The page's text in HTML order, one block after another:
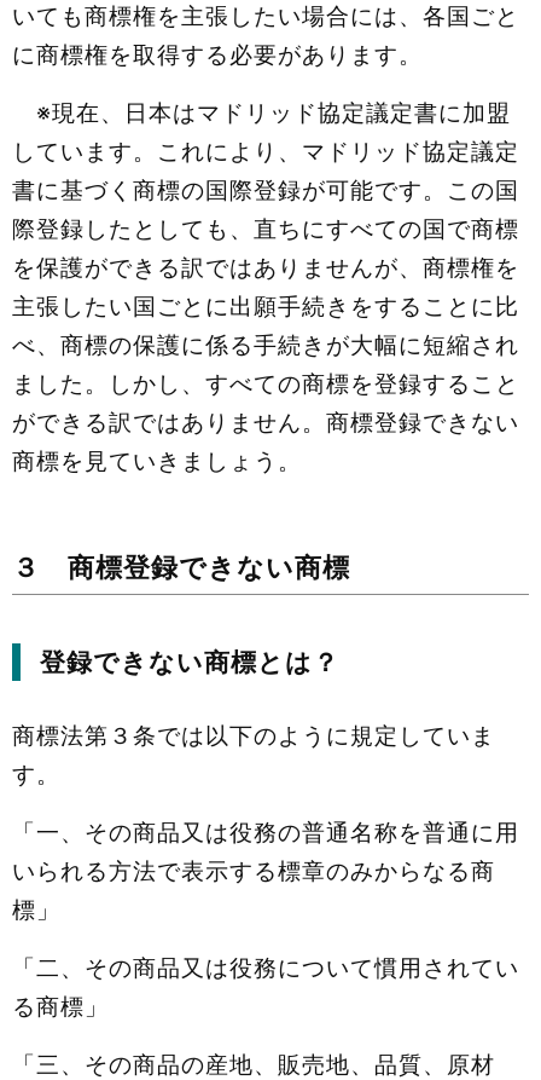
いても商標権を主張したい場合には、各国ごと
に商標権を取得する必要があります。
※現在、日本はマドリッド協定議定書に加盟
しています。これにより、マドリッド協定議定
書に基づく商標の国際登録が可能です。この国
際登録したとしても、直ちにすべての国で商標
を保護ができる訳ではありませんが、商標権を
主張したい国ごとに出願手続きをすることに比
べ、商標の保護に係る手続きが大幅に短縮され
ました。しかし、すべての商標を登録すること
ができる訳ではありません。商標登録できない
商標を見ていきましょう。
３ 商標登録できない商標
登録できない商標とは？
商標法第３条では以下のように規定していま
す。
「一、その商品又は役務の普通名称を普通に用
いられる方法で表示する標章のみからなる商
標」
「二、その商品又は役務について慣用されてい
る商標」
「三、その商品の産地、販売地、品質、原材